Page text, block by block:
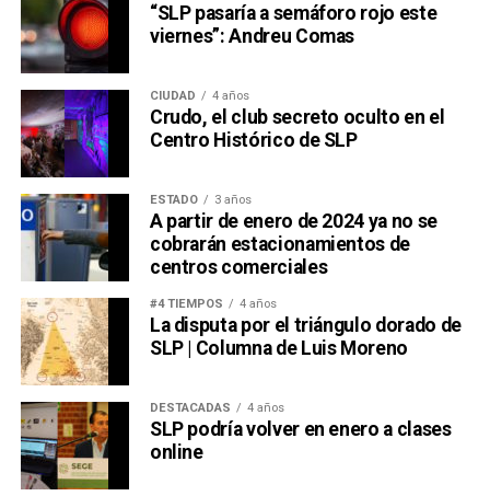
“SLP pasaría a semáforo rojo este
viernes”: Andreu Comas
CIUDAD 4 años
Crudo, el club secreto oculto en el
Centro Histórico de SLP
ESTADO 3 años
A partir de enero de 2024 ya no se
cobrarán estacionamientos de
centros comerciales
#4 TIEMPOS 4 años
La disputa por el triángulo dorado de
SLP | Columna de Luis Moreno
DESTACADAS 4 años
SLP podría volver en enero a clases
online